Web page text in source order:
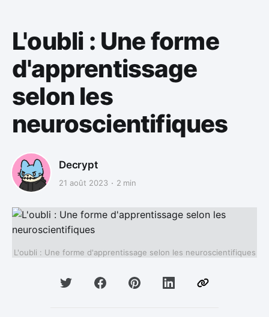
L'oubli : Une forme
d'apprentissage
selon les
neuroscientifiques
Decrypt
21 août 2023 2 min
L'oubli : Une forme d'apprentissage selon les neuroscientifiques